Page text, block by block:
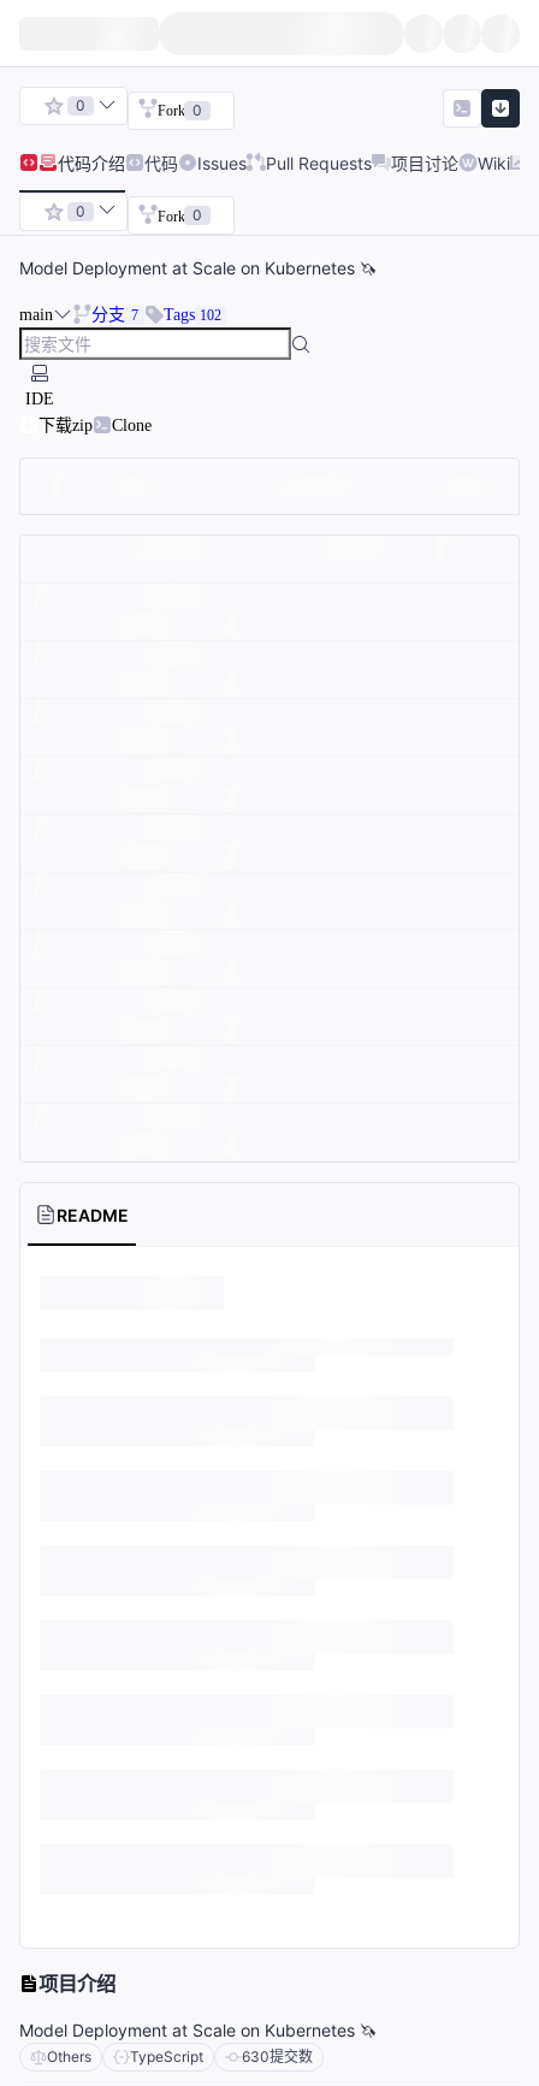
0 Fork 0
代码介绍 代码 Issues Pull Requests 项目讨论 Wiki
0 Fork 0
Model Deployment at Scale on Kubernetes 🦄️
main 分支 7 Tags 102
IDE
下载zip
Clone
README
项目介绍
Model Deployment at Scale on Kubernetes 🦄️
Others TypeScript 630提交数